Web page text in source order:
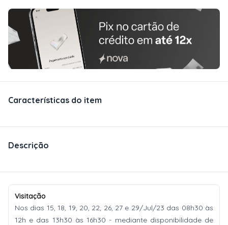
Características do item
Descrição
Visitação
Nos dias 15, 18, 19, 20, 22, 26, 27 e 29/Jul/23 das 08h30 às
12h e das 13h30 às 16h30 - mediante disponibilidade de